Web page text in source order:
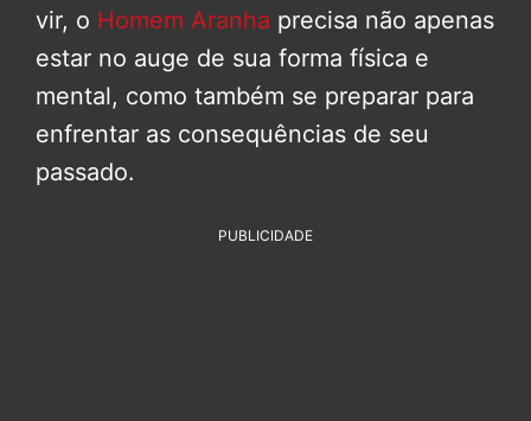
vir, o Homem Aranha precisa não apenas
estar no auge de sua forma física e
mental, como também se preparar para
enfrentar as consequências de seu
passado.
PUBLICIDADE